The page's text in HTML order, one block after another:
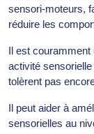
sensori-moteurs,
réduire les
Il est couramment
activité
tolèrent pas
Il peut aider à
sensorielles au